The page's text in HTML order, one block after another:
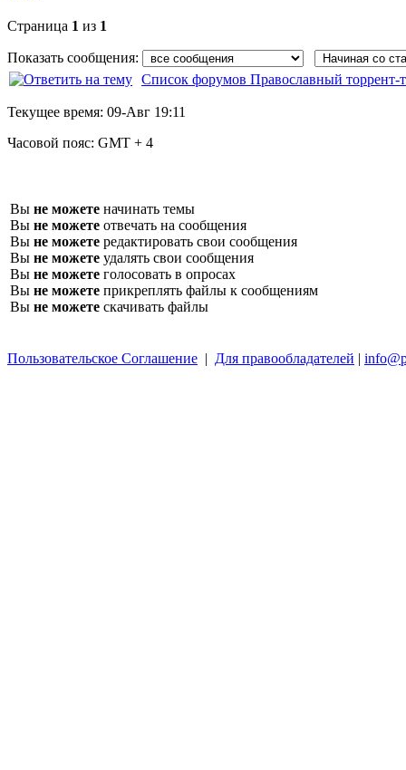
Страница 1 из 1
Показать сообщения:
Список форумов Православный торрент-
Текущее время: 09-Авг 19:11
Часовой пояс: GMT + 4
Вы не можете начинать темы
Вы не можете отвечать на сообщения
Вы не можете редактировать свои сообщения
Вы не можете удалять свои сообщения
Вы не можете голосовать в опросах
Вы не можете прикреплять файлы к сообщениям
Вы не можете скачивать файлы
Пользовательское Соглашение | Для правообладателей |